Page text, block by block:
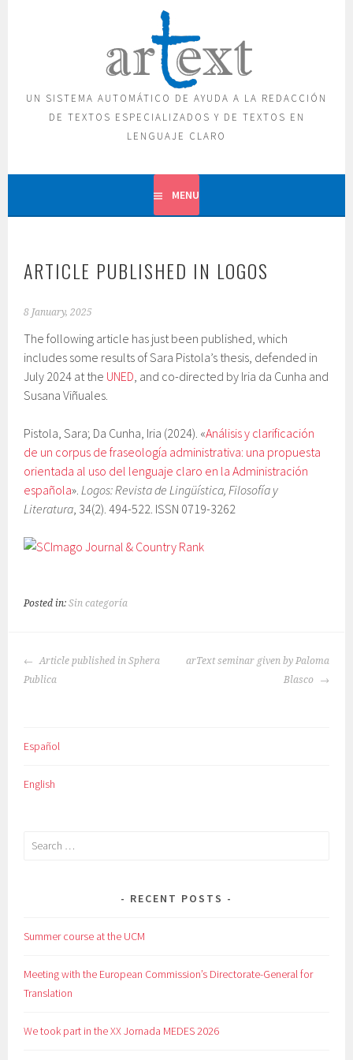
UN SISTEMA AUTOMÁTICO DE AYUDA A LA REDACCIÓN
DE TEXTOS ESPECIALIZADOS Y DE TEXTOS EN
LENGUAJE CLARO
MENU
ARTICLE PUBLISHED IN LOGOS
8 January, 2025
The following article has just been published, which
includes some results of Sara Pistola’s thesis, defended in
July 2024 at the UNED, and co-directed by Iria da Cunha and
Susana Viñuales.
Pistola, Sara; Da Cunha, Iria (2024). «Análisis y clarificación
de un corpus de fraseología administrativa: una propuesta
orientada al uso del lenguaje claro en la Administración
española».Logos: Revista de Lingüística, Filosofía y
Literatura, 34(2). 494-522. ISSN 0719-3262
Posted in:Sin categoría
POST
NAVIGATION
Article published in Sphera
Publica
arText seminar given by Paloma
Blasco
Español
English
Search
RECENT POSTS
Summer course at the UCM
Meeting with the European Commission’s Directorate-General for
Translation
We took part in the XX Jornada MEDES 2026